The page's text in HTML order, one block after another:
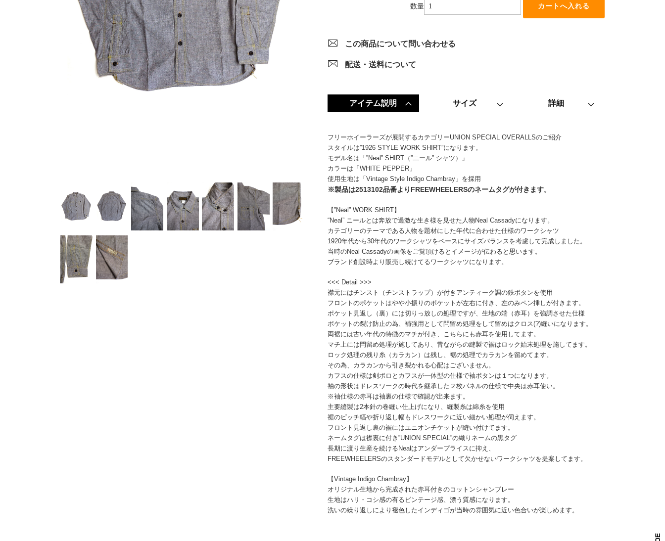
数量
この商品について問い合わせる
配送・送料について
アイテム説明 サイズ 詳細
フリーホイーラーズが展開するカテゴリーUNION SPECIAL OVERALLSのご紹介
スタイルは”1926 STYLE WORK SHIRT”になります。
モデル名は「”Neal” SHIRT（”二ール” シャツ）」
カラーは「WHITE PEPPER」
使用生地は「Vintage Style Indigo Chambray」を採用
※製品は2513102品番よりFREEWHEELERSのネームタグが付きます。
【”Neal” WORK SHIRT】
“Neal” ニールとは奔放で過激な生き様を見せた人物Neal Cassadyになります。
カテゴリーのテーマである人物を題材にした年代に合わせた仕様のワークシャツ
1920年代から30年代のワークシャツをベースにサイズバランスを考慮して完成しました。
当時のNeal Cassadyの画像をご覧頂けるとイメージが伝わると思います。
ブランド創設時より販売し続けてるワークシャツになります。
<<< Detail >>>
襟元にはチンスト（チンストラップ）が付きアンティーク調の鉄ボタンを使用
フロントのポケットはやや小振りのポケットが左右に付き、左のみペン挿しが付きます。
ポケット見返し（裏）には切りっ放しの処理ですが、生地の端（赤耳）を強調させた仕様
ポケットの裂け防止の為、補強用として閂留め処理をして留めはクロス(?)縫いになります。
両裾には古い年代の特徴のマチが付き、こちらにも赤耳を使用してます。
マチ上には閂留め処理が施してあり、昔ながらの縫製で裾はロック始末処理を施してます。
ロック処理の残り糸（カラカン）は残し、裾の処理でカラカンを留めてます。
その為、カラカンから引き裂かれる心配はございません。
カフスの仕様は剣ボロとカフスが一体型の仕様で袖ボタンは１つになります。
袖の形状はドレスワークの時代を継承した２枚パネルの仕様で中央は赤耳使い。
※袖仕様の赤耳は袖裏の仕様で確認が出来ます。
主要縫製は2本針の巻縫い仕上げになり、縫製糸は綿糸を使用
裾のピッチ幅や折り返し幅もドレスワークに近い細かい処理が伺えます。
フロント見返し裏の裾にはユニオンチケットが縫い付けてます。
ネームタグは襟裏に付き”UNION SPECIAL”の織りネームの黒タグ
長期に渡り生産を続けるNealはアンダープライスに抑え、
FREEWHEELERSのスタンダードモデルとして欠かせないワークシャツを提案してます。
【Vintage Indigo Chambray】
オリジナル生地から完成された赤耳付きのコットンシャンブレー
生地はハリ・コシ感の有るビンテージ感、漂う質感になります。
洗いの繰り返しにより褪色したインディゴが当時の雰囲気に近い色合いが楽しめます。